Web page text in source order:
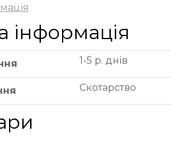
інформація
1-5 р. днів
Скотарство